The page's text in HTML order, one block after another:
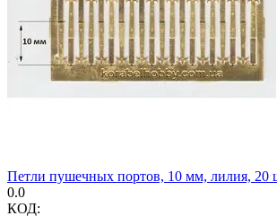
Петли пушечных портов, 10 мм, лилия, 20
0.0
КОД: